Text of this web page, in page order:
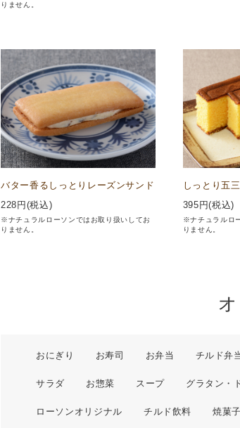
りません。
バター香るしっとりレーズンサンド
228 円(税込)
※ナチュラルローソンではお取り扱いしてお
りません。
しっとり五
395 円(税込)
※ナチュラルロ
りません。
おにぎり お寿司 お弁当 チルド弁
サラダ お惣菜 スープ グラタン・
ローソンオリジナル チルド飲料 焼菓子